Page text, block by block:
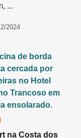
...
2024
na Costa dos